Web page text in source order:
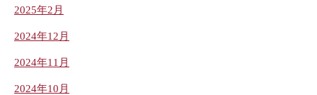
2025年2月
2024年12月
2024年11月
2024年10月